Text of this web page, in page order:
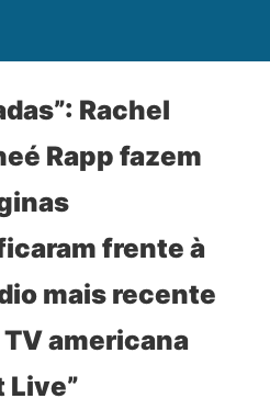
Rachel
Rapp fazem
frente à
mais recente
americana
Live”